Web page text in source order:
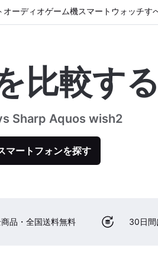
オーディオゲーム機スマートウォッチす
比較す
Sharp Aquos wish2
マートフォンを探す
品・全国送料無料 30日間